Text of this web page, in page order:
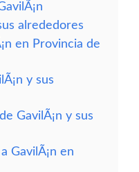
alrededores
en Provincia de
y sus
GavilÃ¡n y sus
GavilÃ¡n en